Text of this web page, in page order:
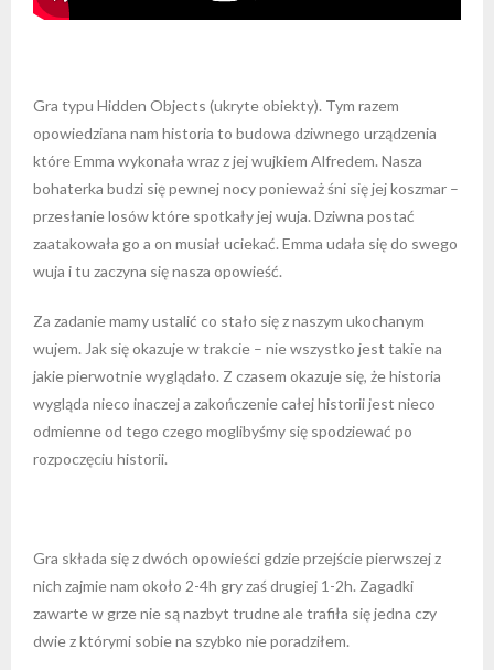
Gra typu Hidden Objects (ukryte obiekty). Tym razem
opowiedziana nam historia to budowa dziwnego urządzenia
które Emma wykonała wraz z jej wujkiem Alfredem. Nasza
bohaterka budzi się pewnej nocy ponieważ śni się jej koszmar –
przesłanie losów które spotkały jej wuja. Dziwna postać
zaatakowała go a on musiał uciekać. Emma udała się do swego
wuja i tu zaczyna się nasza opowieść.
Za zadanie mamy ustalić co stało się z naszym ukochanym
wujem. Jak się okazuje w trakcie – nie wszystko jest takie na
jakie pierwotnie wyglądało. Z czasem okazuje się, że historia
wygląda nieco inaczej a zakończenie całej historii jest nieco
odmienne od tego czego moglibyśmy się spodziewać po
rozpoczęciu historii.
Gra składa się z dwóch opowieści gdzie przejście pierwszej z
nich zajmie nam około 2-4h gry zaś drugiej 1-2h. Zagadki
zawarte w grze nie są nazbyt trudne ale trafiła się jedna czy
dwie z którymi sobie na szybko nie poradziłem.